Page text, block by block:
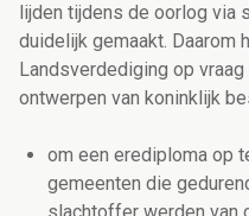
lijden tijdens de oorlog via
duidelijk gemaakt. Daarom
Landsverdediging op
ontwerpen van koninklijk
om een erediploma op
gemeenten die